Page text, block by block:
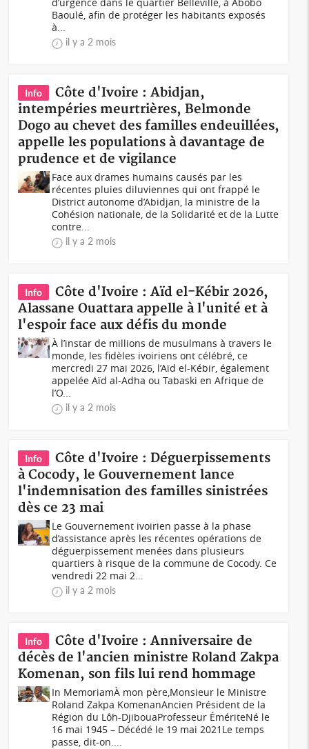
Baoulé, afin de protéger les habitants exposés
à...
il y a 2 mois
Info
Côte d'Ivoire : Abidjan,
intempéries meurtrières, Belmonde
Dogo au chevet des familles endeuillées,
appelle les populations à davantage de
prudence et de vigilance
Face aux drames humains causés par les
récentes pluies diluviennes qui ont frappé le
District autonome d’Abidjan, la ministre de la
Cohésion nationale, de la Solidarité et de la Lutte
contre...
il y a 2 mois
Info
Côte d'Ivoire : Aïd el-Kébir 2026,
Alassane Ouattara appelle à l'unité et à
l'espoir face aux défis du monde
À l’instar de millions de musulmans à travers le
monde, les fidèles ivoiriens ont célébré, ce
mercredi 27 mai 2026, l’Aïd el-Kébir, également
appelée Aïd al-Adha ou Tabaski en Afrique de
l’O...
il y a 2 mois
Info
Côte d'Ivoire : Déguerpissements
à Cocody, le Gouvernement lance
l'indemnisation des familles sinistrées
dès ce 23 mai
Le Gouvernement ivoirien passe à la phase
d’assistance après les récentes opérations de
déguerpissement menées dans plusieurs
quartiers à risque de la commune de Cocody. Ce
vendredi 22 mai 2...
il y a 2 mois
Info
Côte d'Ivoire : Anniversaire de
décès de l'ancien ministre Roland Zakpa
Komenan, son fils lui rend hommage
In MemoriamÀ mon père,Monsieur le Ministre
Roland Zakpa KomenanAncien Président de la
Région du Lôh-DjibouaProfesseur ÉmériteNé le
16 mai 1945 – Décédé le 19 mai 2021 Le temps
passe, dit-on....